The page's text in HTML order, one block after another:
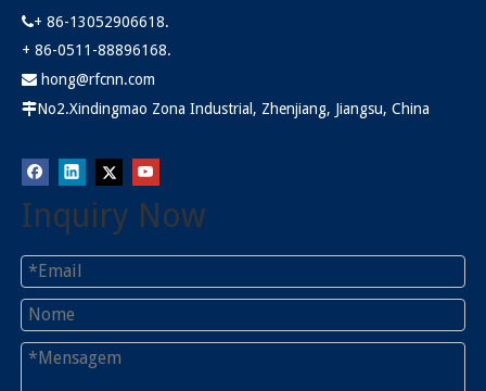
+ 86-13052906618.
+ 86-0511-88896168.
 hong@rfcnn.com
No2.Xindingmao Zona Industrial, Zhenjiang, Jiangsu, China
Inquiry Now